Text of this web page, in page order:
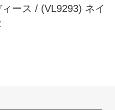
ース / (VL9293) ネイ